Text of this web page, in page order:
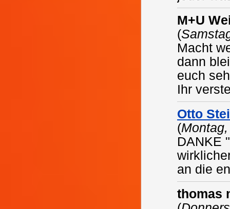
M+U
(
Macht
dann
euch
Ihr
Otto
(
DANKE
an die
thomas